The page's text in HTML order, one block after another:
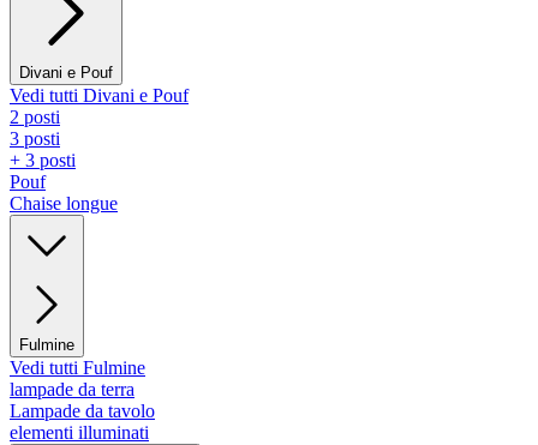
Divani e Pouf
Vedi tutti Divani e Pouf
2 posti
3 posti
+ 3 posti
Pouf
Chaise longue
Fulmine
Vedi tutti Fulmine
lampade da terra
Lampade da tavolo
elementi illuminati